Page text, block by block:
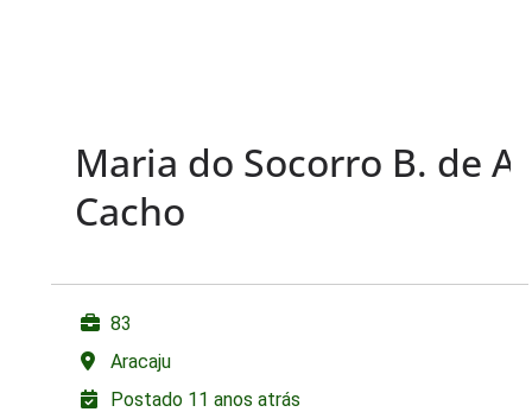
Maria do Socorro B. de A.
Cacho
83
Aracaju
Postado 11 anos atrás